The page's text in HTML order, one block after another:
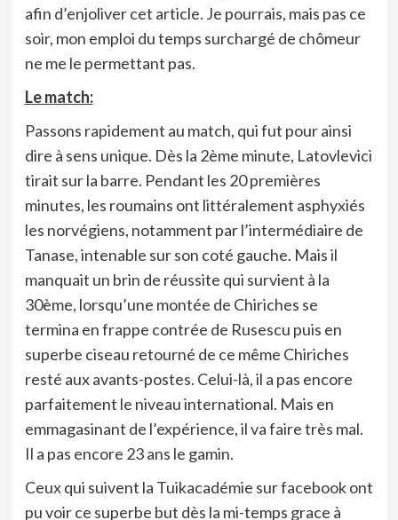
afin d’enjoliver cet article. Je pourrais, mais pas ce
soir, mon emploi du temps surchargé de chômeur
ne me le permettant pas.
Le match:
Passons rapidement au match, qui fut pour ainsi
dire à sens unique. Dès la 2ème minute, Latovlevici
tirait sur la barre. Pendant les 20 premières
minutes, les roumains ont littéralement asphyxiés
les norvégiens, notamment par l’intermédiaire de
Tanase, intenable sur son coté gauche. Mais il
manquait un brin de réussite qui survient à la
30ème, lorsqu’une montée de Chiriches se
termina en frappe contrée de Rusescu puis en
superbe ciseau retourné de ce même Chiriches
resté aux avants-postes. Celui-là, il a pas encore
parfaitement le niveau international. Mais en
emmagasinant de l’expérience, il va faire très mal.
Il a pas encore 23 ans le gamin.
Ceux qui suivent la Tuikacadémie sur facebook ont
pu voir ce superbe but dès la mi-temps grace à